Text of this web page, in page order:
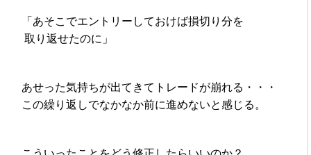
「あそこでエントリーしておけば損切り分を
取り返せたのに」
あせった気持ちが出てきてトレードが崩れる・・・
この繰り返しでなかなか前に進めないと感じる。